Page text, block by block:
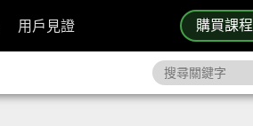
購買課程
用戶見證